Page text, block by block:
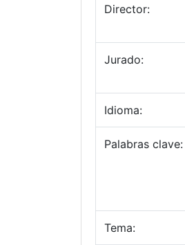
Director:
Jurado:
Idioma:
Palabras clave:
Tema: